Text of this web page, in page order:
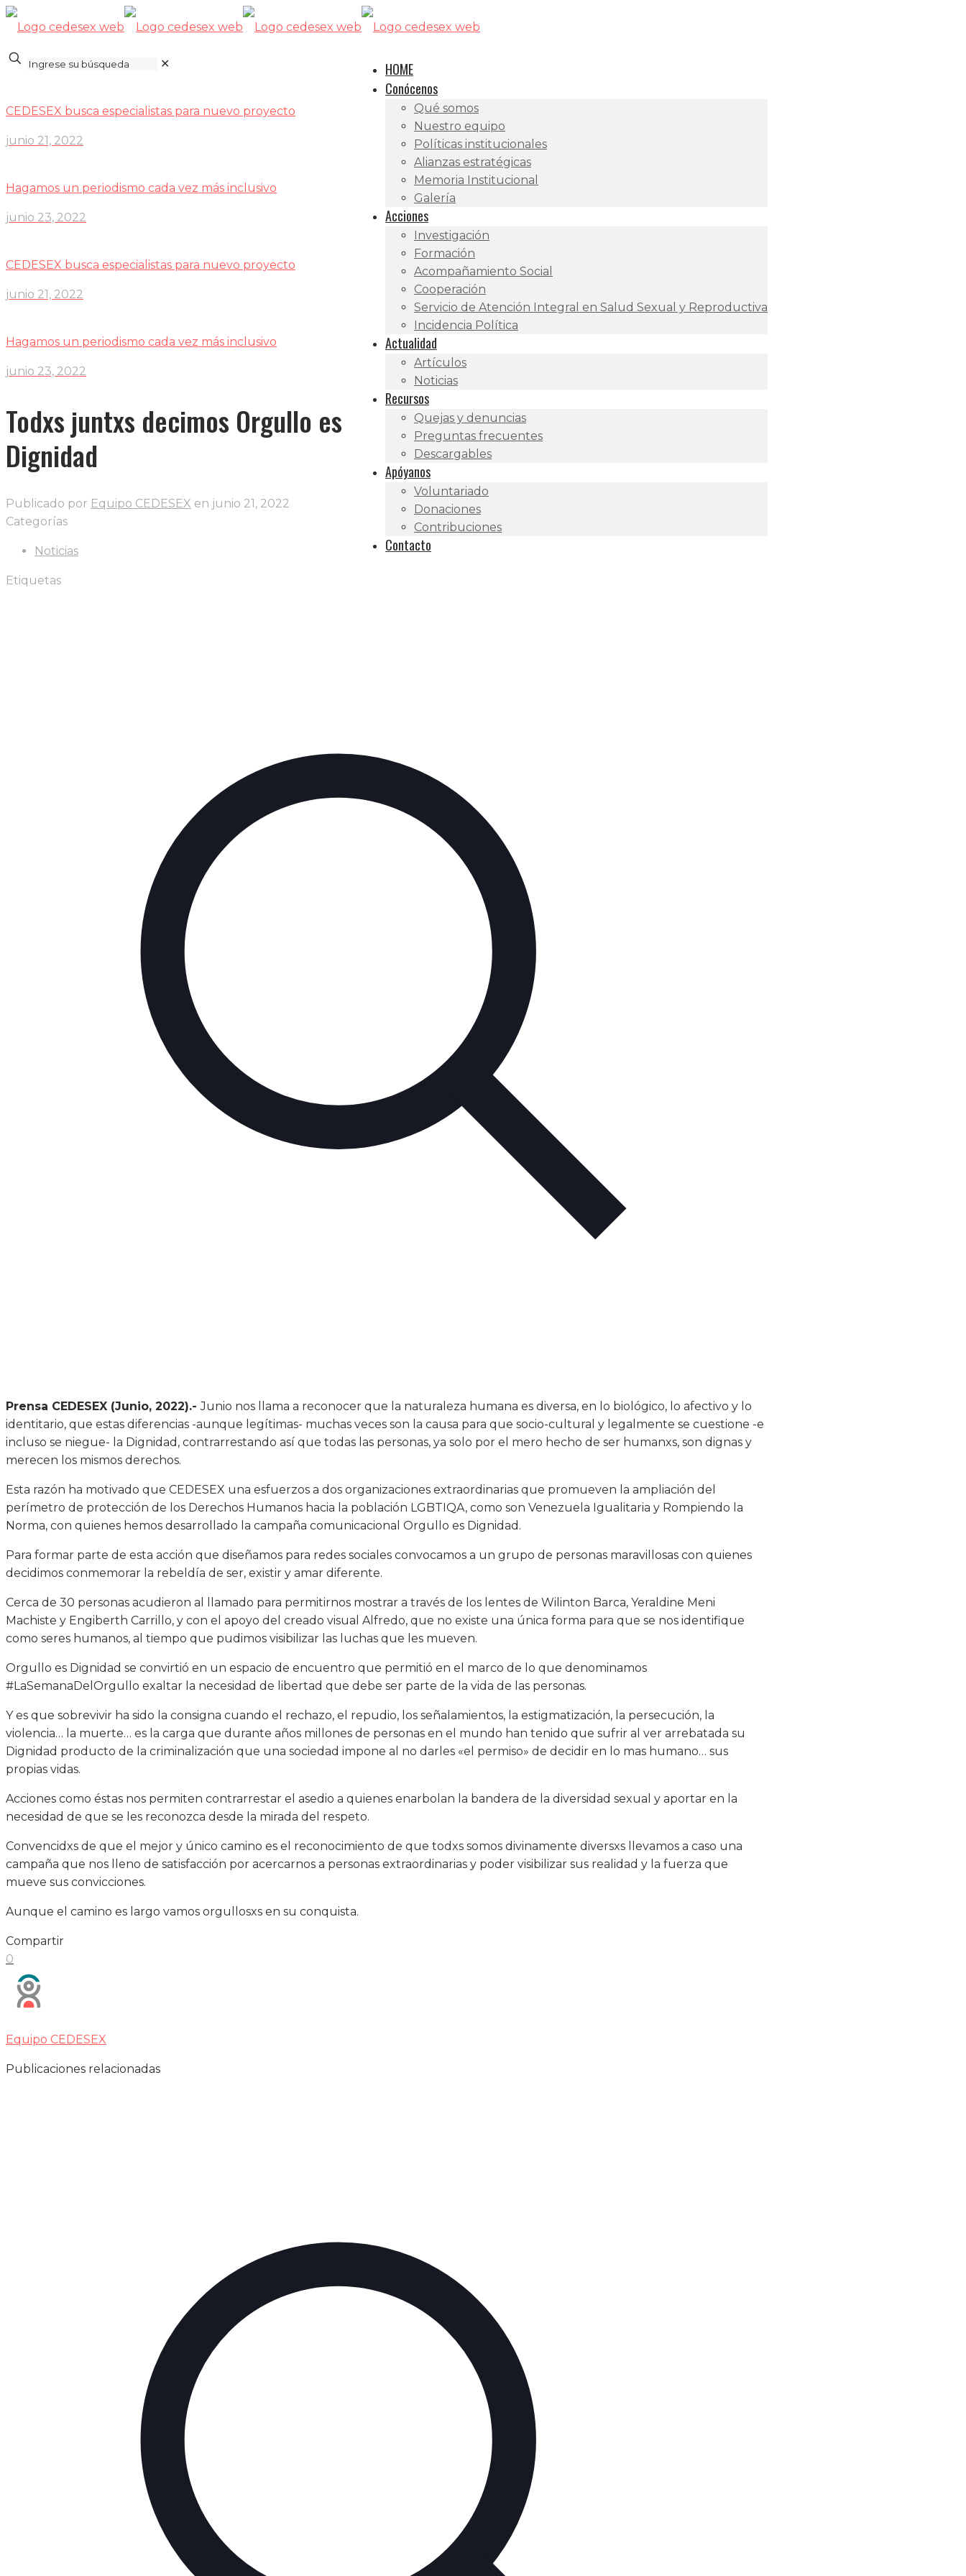
HOME
Conócenos
Qué somos
Nuestro equipo
Políticas institucionales
Alianzas estratégicas
Memoria Institucional
Galería
Acciones
Investigación
Formación
Acompañamiento Social
Cooperación
Servicio de Atención Integral en Salud Sexual y Reproductiva
Incidencia Política
Actualidad
Artículos
Noticias
Recursos
Quejas y denuncias
Preguntas frecuentes
Descargables
Apóyanos
Voluntariado
Donaciones
Contribuciones
Contacto
✕
CEDESEX busca especialistas para nuevo proyecto
junio 21, 2022
Hagamos un periodismo cada vez más inclusivo
junio 23, 2022
CEDESEX busca especialistas para nuevo proyecto
junio 21, 2022
Hagamos un periodismo cada vez más inclusivo
junio 23, 2022
Todxs juntxs decimos Orgullo es
Dignidad
Publicado por Equipo CEDESEX en junio 21, 2022
Categorías
Noticias
Etiquetas
Prensa CEDESEX (Junio, 2022).-Junio nos llama a reconocer que la naturaleza humana es diversa, en lo biológico, lo afectivo y lo
identitario, que estas diferencias -aunque legítimas- muchas veces son la causa para que socio-cultural y legalmente se cuestione -e
incluso se niegue- la Dignidad, contrarrestando así que todas las personas, ya solo por el mero hecho de ser humanxs, son dignas y
merecen los mismos derechos.
Esta razón ha motivado que CEDESEX una esfuerzos a dos organizaciones extraordinarias que promueven la ampliación del
perímetro de protección de los Derechos Humanos hacia la población LGBTIQA, como son Venezuela Igualitaria y Rompiendo la
Norma, con quienes hemos desarrollado la campaña comunicacional Orgullo es Dignidad.
Para formar parte de esta acción que diseñamos para redes sociales convocamos a un grupo de personas maravillosas con quienes
decidimos conmemorar la rebeldía de ser, existir y amar diferente.
Cerca de 30 personas acudieron al llamado para permitirnos mostrar a través de los lentes de Wilinton Barca, Yeraldine Meni
Machiste y Engiberth Carrillo, y con el apoyo del creado visual Alfredo, que no existe una única forma para que se nos identifique
como seres humanos, al tiempo que pudimos visibilizar las luchas que les mueven.
Orgullo es Dignidad se convirtió en un espacio de encuentro que permitió en el marco de lo que denominamos
#LaSemanaDelOrgullo exaltar la necesidad de libertad que debe ser parte de la vida de las personas.
Y es que sobrevivir ha sido la consigna cuando el rechazo, el repudio, los señalamientos, la estigmatización, la persecución, la
violencia… la muerte… es la carga que durante años millones de personas en el mundo han tenido que sufrir al ver arrebatada su
Dignidad producto de la criminalización que una sociedad impone al no darles «el permiso» de decidir en lo mas humano… sus
propias vidas.
Acciones como éstas nos permiten contrarrestar el asedio a quienes enarbolan la bandera de la diversidad sexual y aportar en la
necesidad de que se les reconozca desde la mirada del respeto.
Convencidxs de que el mejor y único camino es el reconocimiento de que todxs somos divinamente diversxs llevamos a caso una
campaña que nos lleno de satisfacción por acercarnos a personas extraordinarias y poder visibilizar sus realidad y la fuerza que
mueve sus convicciones.
Aunque el camino es largo vamos orgullosxs en su conquista.
Compartir
0
Equipo CEDESEX
Publicaciones relacionadas